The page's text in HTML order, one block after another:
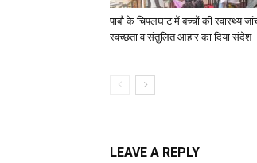
पाबौ के चिपलघाट में बच्चों की स्वास्थ्य
स्वच्छता व संतुलित आहार का दिया संदेश
LEAVE A REPLY